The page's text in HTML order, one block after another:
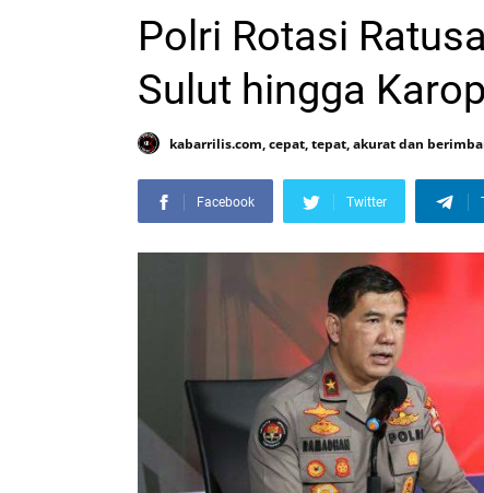
Polri Rotasi
Sulut hingga
kabarrilis.com, cepat, tepat, akurat dan
Facebook Twitter